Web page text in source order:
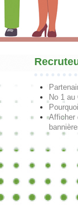
No 1 au
Afficher